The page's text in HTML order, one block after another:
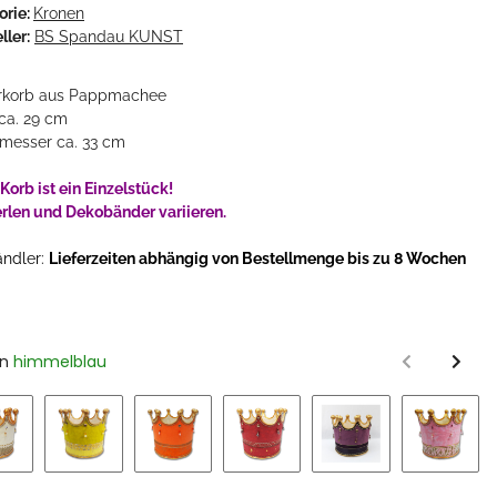
Kronen
BS Spandau KUNST
aus Pappmachee
29 cm
ca. 33 cm
ist ein Einzelstück!
und Dekobänder variieren.
Lieferzeiten abhängig von Bestellmenge bis zu 8 Wochen
himmelblau
€*